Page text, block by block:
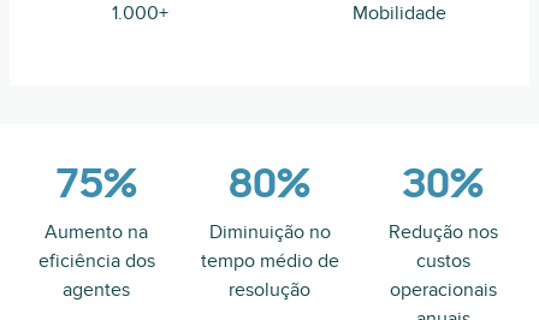
1.000+ Mobilidade
75%
Aumento na
eficiência dos
agentes
80%
Diminuição no
tempo médio de
resolução
30%
Redução nos
custos
operacionais